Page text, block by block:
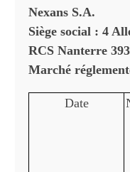
Nexans S.A.
Siège social : 4
RCS Nanterre
Marché
Date